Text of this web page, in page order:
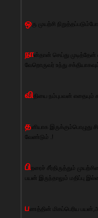
ஒ ரு முயற்சி
நான்தான் செய்து முடித்தேன்
வேறொருவர் உந்து
விதியை நம்புபவன் எதையும்
தனியாக இருக்கும்பொழுது
வேண்டும் .!
பி றரைச் சீர்திருத்தும்
பயன் இருந்தாலும் மதிப்பு
பணத்தின் மிகப்பெரிய